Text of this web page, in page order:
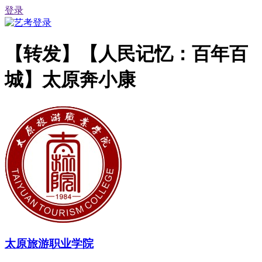
登录
【转发】【人民记忆：百年百
城】太原奔小康
太原旅游职业学院